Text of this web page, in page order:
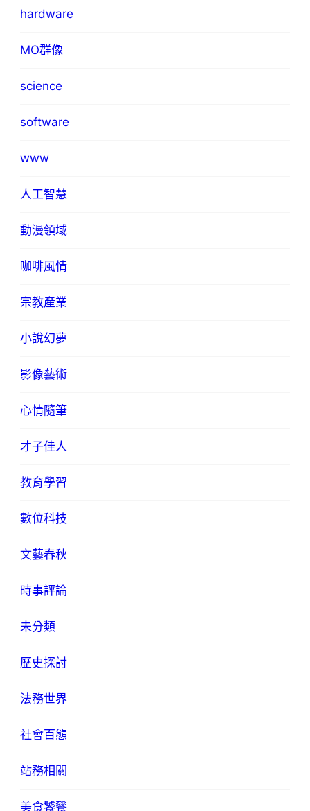
hardware
MO群像
science
software
www
人工智慧
動漫領域
咖啡風情
宗教產業
小說幻夢
影像藝術
心情隨筆
才子佳人
教育學習
數位科技
文藝春秋
時事評論
未分類
歷史探討
法務世界
社會百態
站務相關
美食饕餮